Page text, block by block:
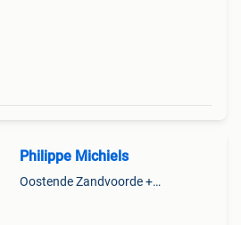
Philippe Michiels
Oostende Zandvoorde +Oostende